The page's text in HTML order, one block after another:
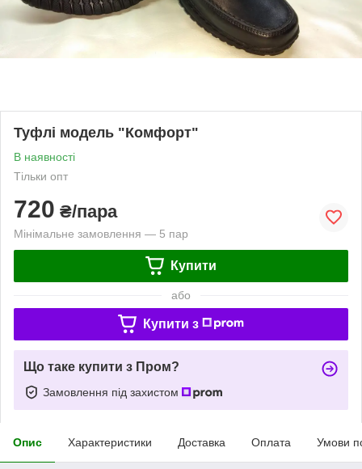
Туфлі модель "Комфорт"
В наявності
Тільки опт
720 ₴/пара
Мінімальне замовлення — 5 пар
Купити
або
Купити з
Що таке купити з Пром?
Замовлення під захистом
Опис Характеристики Доставка Оплата Умови